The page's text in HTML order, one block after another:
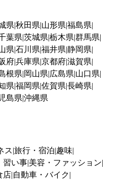
県 秋田県 山形県 福島県
葉県 茨城県 栃木県 群馬県
県 石川県 福井県 静岡県
府兵庫県 京都府滋賀県
根県 岡山県 広島県 山口県
県 福岡県 佐賀県 長崎県
島県 沖縄県
ス 旅行・宿泊 趣味
習い事 美容・ファッション
店 自動車・バイク